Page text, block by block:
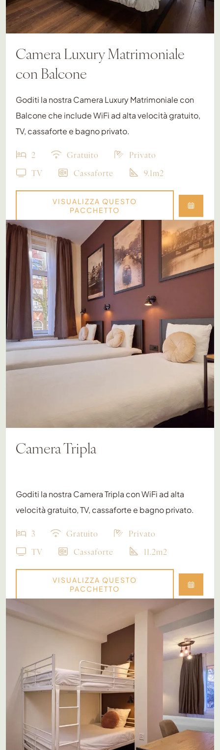
Camera Luxury Matrimoniale
con Balcone
Goditi la nostra Camera Luxury Matrimoniale con
Balcone che include WiFi ad alta velocità gratuito,
TV, cassaforte e bagno privato.
2 Gratuito
Privato
TV
Cassaforte 9.1m2
VISUALIZZA QUESTO
PACCHETTO
Camera Tripla
Goditi la nostra Camera Tripla con WiFi ad alta
velocità gratuito, TV, cassaforte e bagno privato.
3 Gratuito
Privato
TV
Cassaforte 11.2m2
VISUALIZZA QUESTO
PACCHETTO